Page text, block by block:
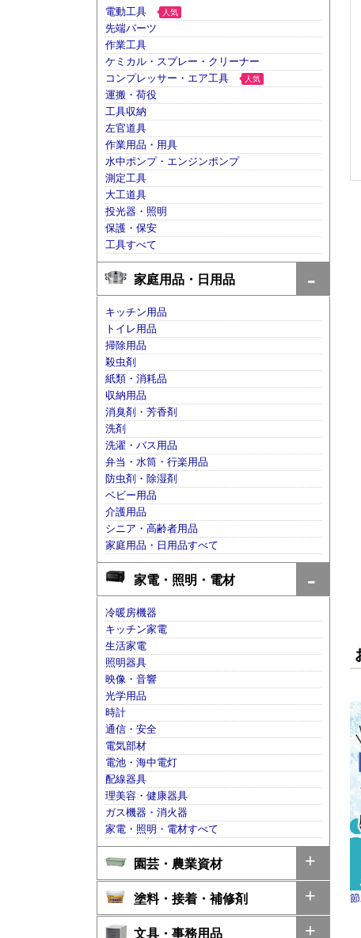
電動工具 人気
先端パーツ
作業工具
ケミカル・スプレー・クリーナー
コンプレッサー・エア工具
人気
運搬・荷役
工具収納
左官道具
作業用品・用具
水中ポンプ・エンジンポンプ
測定工具
大工道具
投光器・照明
保護・保安
工具すべて
家庭用品・日用品
キッチン用品
トイレ用品
掃除用品
殺虫剤
紙類・消耗品
収納用品
消臭剤・芳香剤
洗剤
洗濯・バス用品
弁当・水筒・行楽用品
防虫剤・除湿剤
ベビー用品
介護用品
シニア・高齢者用品
家庭用品・日用品すべて
家電・照明・電材
冷暖房機器
キッチン家電
生活家電
照明器具
映像・音響
光学用品
時計
通信・安全
電気部材
電池・海中電灯
配線器具
理美容・健康器具
ガス機器・消火器
家電・照明・電材すべて
園芸・農業資材
塗料・接着・補修剤
文具・事務用品